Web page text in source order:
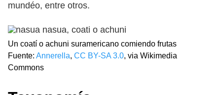
mundéo, entre otros.
Un coatí o achuni suramericano comiendo frutas
Fuente: Annerella, CC BY-SA 3.0, via Wikimedia
Commons